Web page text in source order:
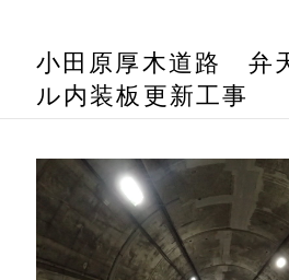
ENGLISH
小田原厚木道路 弁
ル内装板更新工事